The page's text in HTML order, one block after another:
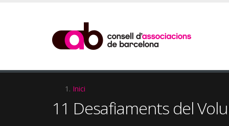
d'Ariadna
Inici
11 Desafiaments del